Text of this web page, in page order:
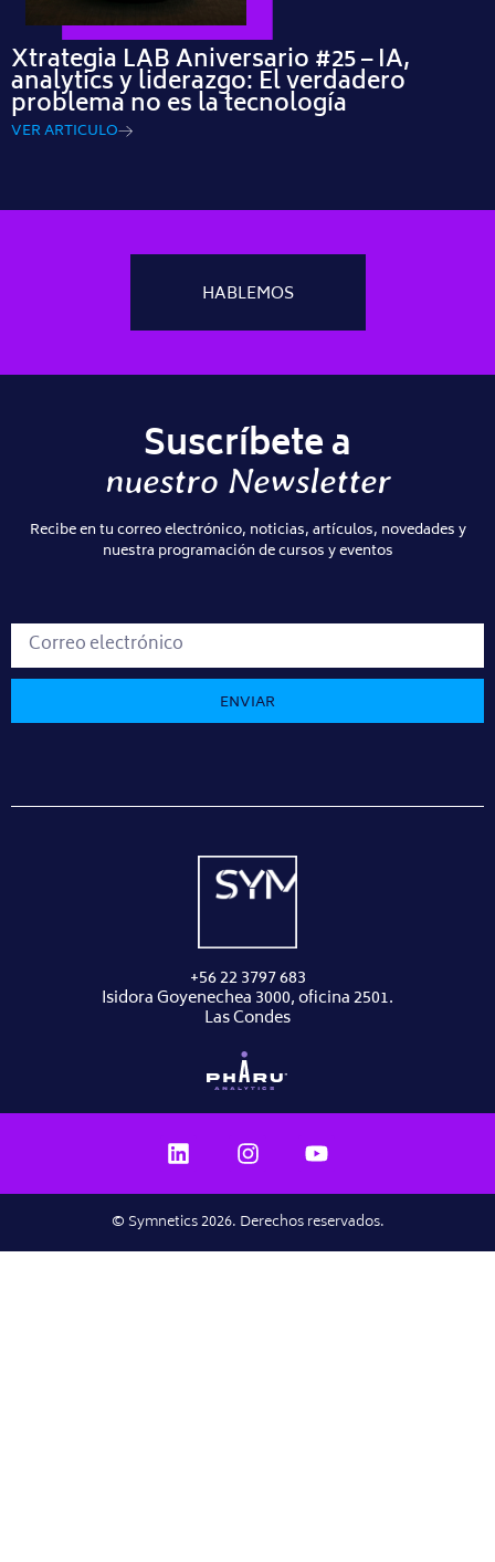
Xtrategia LAB Aniversario #25 – IA,
analytics y liderazgo: El verdadero
problema no es la tecnología
VER ARTICULO
HABLEMOS
Suscríbete a
nuestro Newsletter
Recibe en tu correo electrónico, noticias, artículos, novedades y
nuestra programación de cursos y eventos
ENVIAR
+56 22 3797 683
Isidora Goyenechea 3000, oficina 2501.
Las Condes
© Symnetics 2026. Derechos reservados.